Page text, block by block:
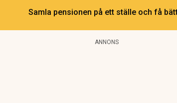
Samla pensionen på ett ställe och få
ANNONS